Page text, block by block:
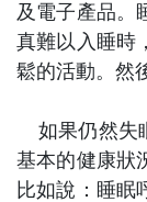
及電子產品。
真難以入睡時
鬆的活動。然
如果仍然失
基本的健康狀
比如說：睡眠